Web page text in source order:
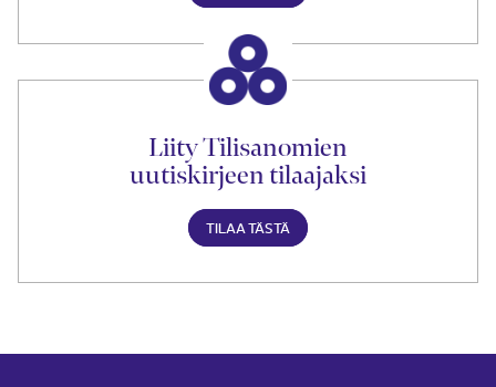
Liity Tilisanomien
uutiskirjeen tilaajaksi
TILAA TÄSTÄ